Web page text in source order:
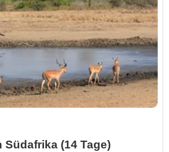
Südafrika (14 Tage)